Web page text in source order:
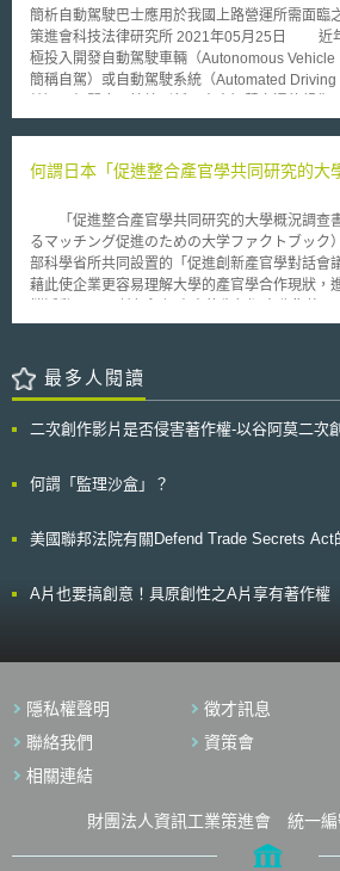
Information Sharing Project, MISP）、以色列及
球平台（Crystal Ball platforms）。 三、反制勒
未有之共同政策聲明，闡明成員不應支付贖金，
幣錢包黑名單（blacklist of wallets），以便揭露
簡析自動駕駛巴士應用於我國上路營運所需面臨之法制
策進會科技法律研究所 2021年05月25日 近年來，世界各國眾多業者積
極投入開發自動駕駛車輛（Autonomous
簡稱自駕）或自動駕駛系統（Automated
亦陸續針對自駕車應用所涉事物與環境進行系統
流，為使我國自駕車相關應用得以順利發展，交
外，為使自駕技術應用可進一步測試營運情境
日公布無人載具科技創新實驗條例（下稱無人載
（即2019年）6月1日核定施行該條例及其4項授
與創新服務發展[1]，正式開啟了無人載具科技創
制進行討論並探究調適方向。 壹、事件摘要 我國無人載具沙盒較多為
自駕巴士應用實例，為促使該等應用在沙盒試煉
避免銜接實際提供服務落空，宜及早檢視我國法制
管理規則（下稱運管規則）、道路交通管理處罰
徵，藉由系統設置之虛擬軌道，或於環境相對單
類同大眾捷運法（下稱大捷法）所稱大眾捷運系
特性與未來可能調適之相關法制 （一）各類自駕巴士應用之特性 我國
專用道型自駕巴士係指藉特殊的路權設計、
成效，且因其行駛路線固定並存有隔離其他道路
立[5] ），而與其他巴士應用有別。 公車型自駕巴士顧名思義，或可理
解為裝設自駕系統而與其他載具共同行駛於道路
特性而設計優先相關配套措施（如道路車輛宜禮
與現行人駕傳統巴士行駛環境同屬複雜情境，似較無差異
駕巴士則指同時具備專用道型與公車型之特徵者
為僅行駛於自駕巴士專用道，另一部分則與其他
何謂日本「促進整合產官學共同研究的大
「促進整合產官學共同研究的大學概況調查
るマッチング促進のための大学ファクトブック
部科學省所共同設置的「促進創新產官學對話會
藉此使企業更容易理解大學的產官學合作現狀，
的實績等資訊，2018年發布的正式版則統整日
產官學連攜活動的配套方針與往後期待重點化的
能的相關情報；4.面向正式共同研究的配套措施
連的持有使用狀況；7.大學發起的創投事業數及
最多人閱讀
二次創作影片是否侵害著作權-以谷阿莫二次
何謂「監理沙盒」？
美國聯邦法院有關Defend Trade Secrets Act
A片也要搞創意！具原創性之A片享有著作權
隱私權聲明 徵才訊息
聯絡我們
資策會
相關連結
財團法人資訊工業策進會 統一